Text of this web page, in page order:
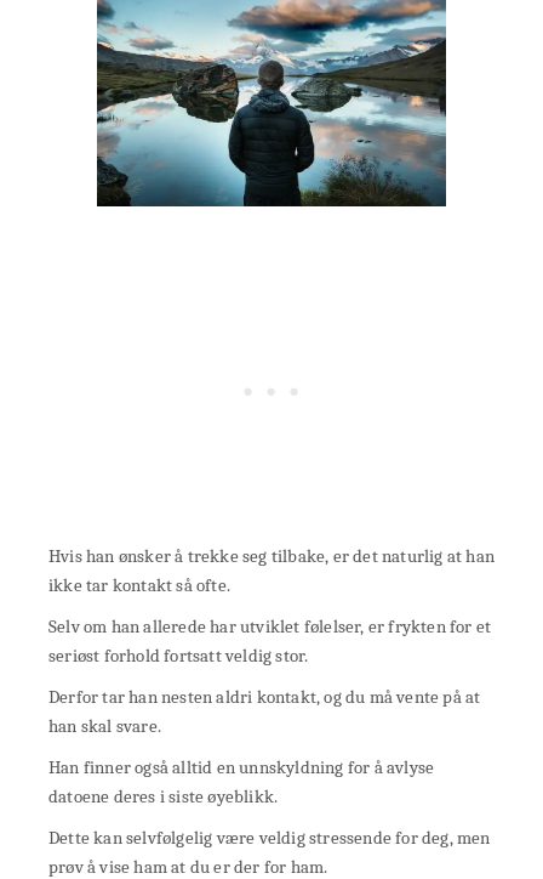
Hvis han ønsker å trekke seg tilbake, er det naturlig at han
ikke tar kontakt så ofte.
Selv om han allerede har utviklet følelser, er frykten for et
seriøst forhold fortsatt veldig stor.
Derfor tar han nesten aldri kontakt, og du må vente på at
han skal svare.
Han finner også alltid en unnskyldning for å avlyse
datoene deres i siste øyeblikk.
Dette kan selvfølgelig være veldig stressende for deg, men
prøv å vise ham at du er der for ham.